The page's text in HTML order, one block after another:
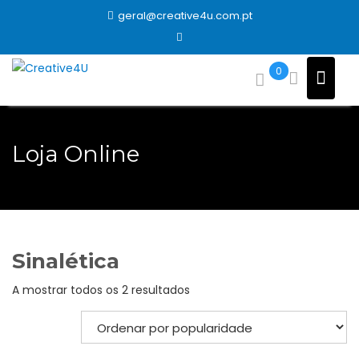
geral@creative4u.com.pt
0
Loja Online
Sinalética
A mostrar todos os 2 resultados
por
popularidade